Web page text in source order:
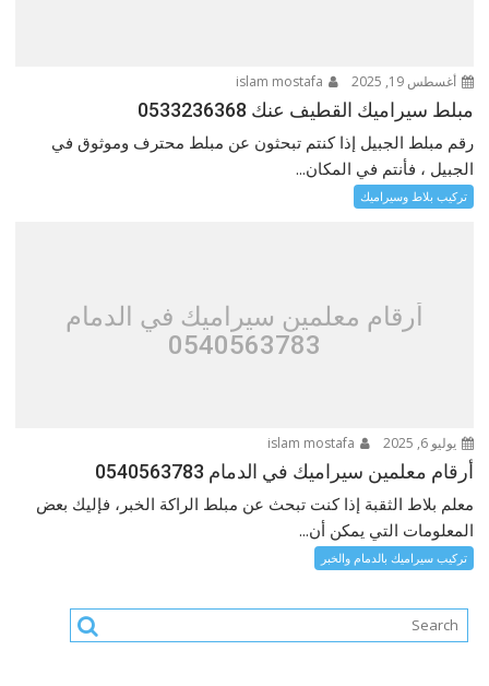
أغسطس 19, 2025
مبلط سيراميك القطيف عنك 0533236368
رقم مبلط الجبيل إذا كنتم تبحثون عن مبلط محترف وموثوق في
الجبيل ، فأنتم في المكان...
تركيب بلاط وسيراميك
أرقام معلمين سيراميك في الدمام
0540563783
يوليو 6, 2025
أرقام معلمين سيراميك في الدمام 0540563783
معلم بلاط الثقبة إذا كنت تبحث عن مبلط الراكة الخبر، فإليك بعض
المعلومات التي يمكن أن...
تركيب سيراميك بالدمام والخبر